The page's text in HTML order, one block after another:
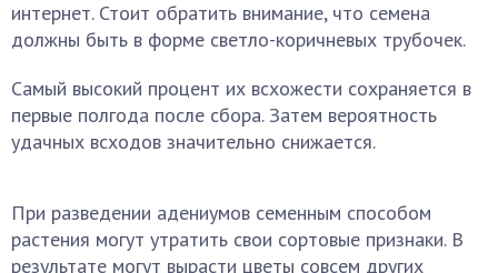
интернет. Стоит обратить внимание, что семена
должны быть в форме светло-коричневых трубочек.
Самый высокий процент их всхожести сохраняется в
первые полгода после сбора. Затем вероятность
удачных всходов значительно снижается.
При разведении адениумов семенным способом
растения могут утратить свои сортовые признаки. В
результате могут вырасти цветы совсем других